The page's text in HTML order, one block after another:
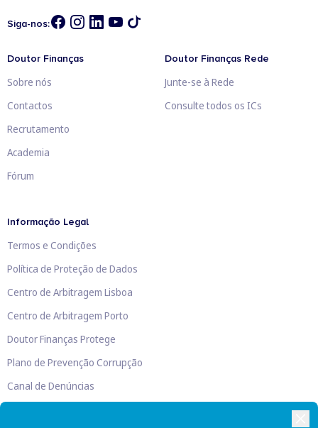
Siga-nos:
Doutor Finanças
Sobre nós
Contactos
Recrutamento
Academia
Fórum
Doutor Finanças Rede
Junte-se à Rede
Consulte todos os ICs
Informação Legal
Termos e Condições
Política de Proteção de Dados
Centro de Arbitragem Lisboa
Centro de Arbitragem Porto
Doutor Finanças Protege
Plano de Prevenção Corrupção
Canal de Denúncias